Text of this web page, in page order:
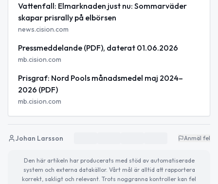
Vattenfall: Elmarknaden just nu: Sommarväder
skapar prisrally på elbörsen
news.cision.com
Pressmeddelande (PDF), daterat 01.06.2026
mb.cision.com
Prisgraf: Nord Pools månadsmedel maj 2024–
2026 (PDF)
mb.cision.com
Johan Larsson Anmäl fel
Den här artikeln har producerats med stöd av automatiserade
system och externa datakällor. Vårt mål är alltid att rapportera
korrekt, sakligt och relevant. Trots noggranna kontroller kan fel